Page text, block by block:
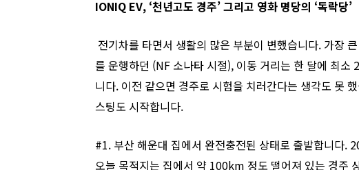
IONIQ EV, ‘천년고도 경주’그리고 영화 명당의 ‘독락당’
전기차를 타면서 생활의 많은 부분이 변했습니다. 가장
를 운행하던 (NF 소나타 시절), 이동 거리는 한 달에 최
니다. 이전 같으면 경주로 시험을 치러간다는 생각도 못
스팅도 시작합니다.
#1. 부산 해운대 집에서 완전충전된 상태로 출발합니다.
오늘 목적지는 집에서 약 100km 정도 떨어져 있는 경주